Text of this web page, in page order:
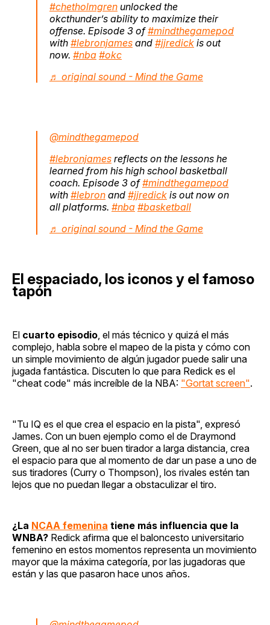
#chetholmgren unlocked the
okcthunder’s ability to maximize their
offense. Episode 3 of#mindthegamepod
with #lebronjames and #jjredick is out
now. #nba #okc
♬ original sound - Mind the Game
@mindthegamepod
#lebronjames reflects on the lessons he
learned from his high school basketball
coach. Episode 3 of#mindthegamepod
with #lebron and #jjredick is out now on
all platforms. #nba #basketball
♬ original sound - Mind the Game
El espaciado, los iconos y el famoso
tapón
El cuarto episodio, el más técnico y quizá el más
complejo, habla sobre el mapeo de la pista y cómo con
un simple movimiento de algún jugador puede salir una
jugada fantástica. Discuten lo que para Redick es el
"cheat code" más increíble de la NBA: "Gortat screen".
"Tu IQ es el que crea el espacio en la pista", expresó
James. Con un buen ejemplo como el de Draymond
Green, que al no ser buen tirador a larga distancia, crea
el espacio para que al momento de dar un pase a uno de
sus tiradores (Curry o Thompson), los rivales estén tan
lejos que no puedan llegar a obstaculizar el tiro.
¿La NCAA femenina tiene más influencia que la
WNBA? Redick afirma que el baloncesto universitario
femenino en estos momentos representa un movimiento
mayor que la máxima categoría, por las jugadoras que
están y las que pasaron hace unos años.